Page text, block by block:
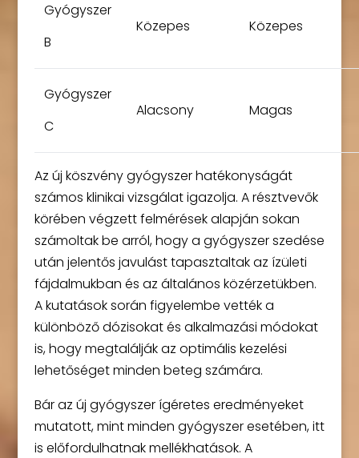
Gyógyszer
B
Közepes Közepes
Gyógyszer
C
Alacsony Magas
Az új köszvény gyógyszer hatékonyságát
számos klinikai vizsgálat igazolja. A résztvevők
körében végzett felmérések alapján sokan
számoltak be arról, hogy a gyógyszer szedése
után jelentős javulást tapasztaltak az ízületi
fájdalmukban és az általános közérzetükben.
A kutatások során figyelembe vették a
különböző dózisokat és alkalmazási módokat
is, hogy megtalálják az optimális kezelési
lehetőséget minden beteg számára.
Bár az új gyógyszer ígéretes eredményeket
mutatott, mint minden gyógyszer esetében, itt
is előfordulhatnak mellékhatások. A